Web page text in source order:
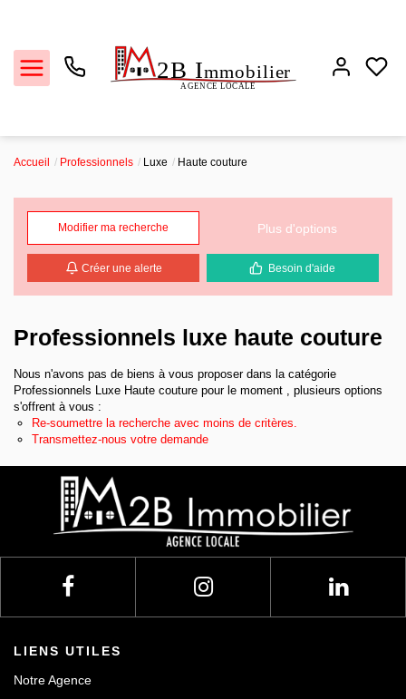
Locations
Estimation
Biens vendus
L'agence
Contact
Accueil Professionnels Luxe Haute couture
Modifier ma recherche Plus d'options
Créer une alerte Besoin d'aide
Professionnels luxe haute couture
Nous n'avons pas de biens à vous proposer dans la catégorie
Professionnels Luxe Haute couture pour le moment , plusieurs options
s'offrent à vous :
Re-soumettre la recherche avec moins de critères.
Transmettez-nous votre demande
LIENS UTILES
Notre Agence